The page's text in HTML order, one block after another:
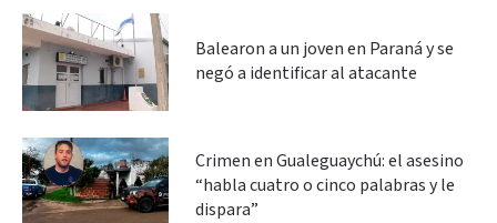
Balearon a un joven en Paraná y se
negó a identificar al atacante
Crimen en Gualeguaychú: el asesino
“habla cuatro o cinco palabras y le
dispara”